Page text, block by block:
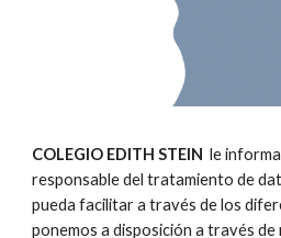
COLEGIO EDITH STEIN
le
responsable del tratamiento de
pueda facilitar a través de los
ponemos a disposición a través